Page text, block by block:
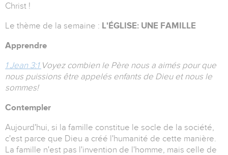
Christ !
Le thème de la semaine : L'ÉGLISE: UNE FAMILLE
Apprendre
1 Jean 3:1 Voyez combien le Père nous a aimés pour que
nous puissions être appelés enfants de Dieu et nous le
sommes!
Contempler
Aujourd'hui, si la famille constitue le socle de la société,
c'est parce que Dieu a créé l'humanité de cette manière.
La famille n'est pas l'invention de l'homme, mais celle de